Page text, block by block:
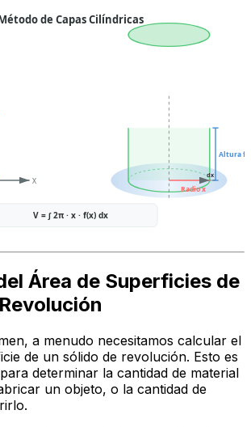
de Capas Cilíndricas
X
Radio x
Altura
dx
V = ∫ 2π · x · f(x) dx
Área de Superficies de
a menudo necesitamos calcular el
de un sólido de revolución. Esto es
determinar la cantidad de material
un objeto, o la cantidad de